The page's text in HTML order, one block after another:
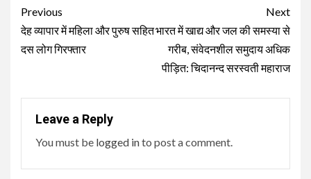
Post
navigation
Previous
देह व्यापार में महिला और पुरुष सहित
दस लोग गिरफ्तार
Next
भारत में खाद्य और जल की समस्या से
गरीब, संवेदनशील समुदाय अधिक
पीड़ित: चिदानन्द सरस्वती महाराज
Leave a Reply
You must be logged into post a comment.